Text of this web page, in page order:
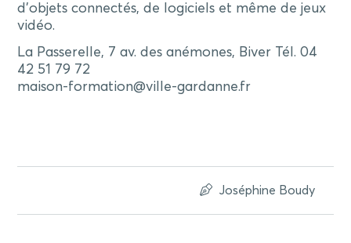
d’objets connectés, de logiciels et même de jeux
vidéo.
La Passerelle, 7 av. des anémones, Biver Tél. 04
42 51 79 72
maison-formation@ville-gardanne.fr
Joséphine Boudy